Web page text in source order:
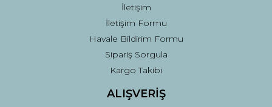
Gönder
İletişim
İletişim Formu
Havale Bildirim Formu
Sipariş Sorgula
Kargo Takibi
ALIŞVERİŞ